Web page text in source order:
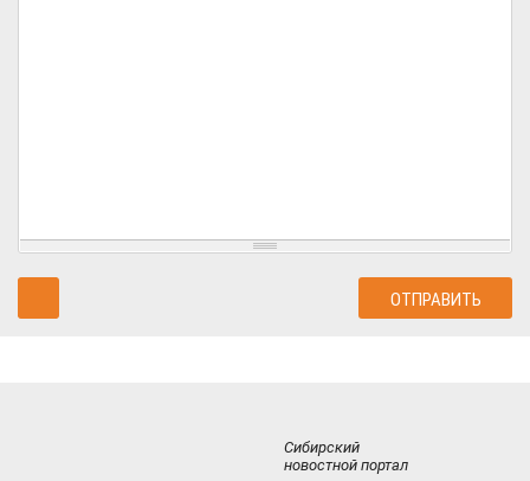
Сибирский
новостной портал